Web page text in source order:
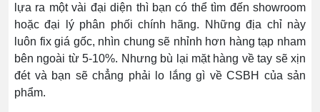
lựa ra một vài đại diện thì bạn có thể tìm đến showroom
hoặc đại lý phân phối chính hãng. Những địa chỉ này
luôn fix giá gốc, nhìn chung sẽ nhỉnh hơn hàng tạp nham
bên ngoài từ 5-10%. Nhưng bù lại mặt hàng về tay sẽ xịn
đét và bạn sẽ chẳng phải lo lắng gì về CSBH của sản
phẩm.